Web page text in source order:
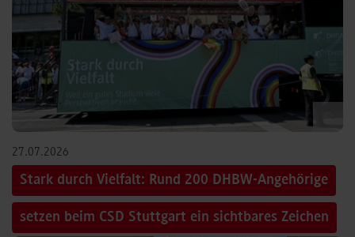
27.07.2026
Stark durch Vielfalt: Rund 200 DHBW-Angehörige
setzen beim CSD Stuttgart ein sichtbares Zeichen